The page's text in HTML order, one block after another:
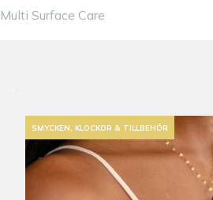
Multi Surface Care
SMYCKEN, KLOCKOR & TILLBEHÖR